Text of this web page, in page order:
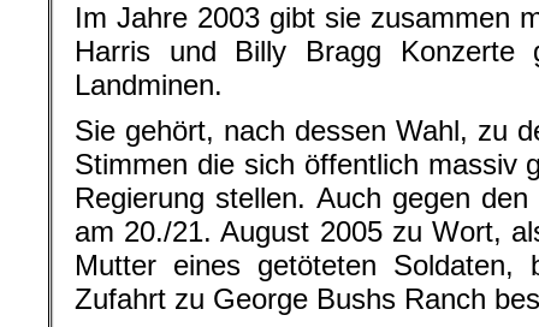
Im Jahre 2003 gibt sie zusammen
Harris und Billy Bragg Konzerte
Landminen.
Sie gehört, nach dessen Wahl, zu
Stimmen die sich öffentlich massiv
Regierung stellen. Auch gegen
am 20./21. August 2005 zu Wort,
Mutter eines getöteten
Zufahrt zu George Bushs Ranch